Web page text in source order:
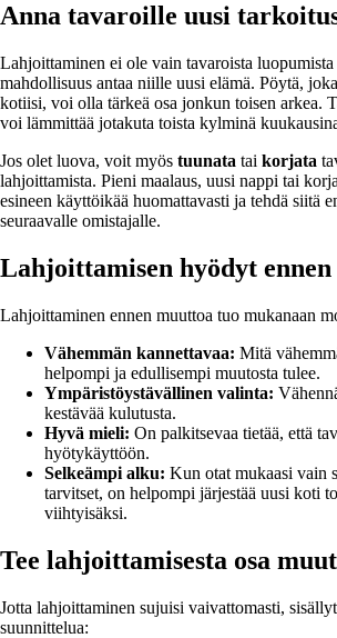
Anna tavaroille uusi
Lahjoittaminen ei ole vain tavaroista luopumista
mahdollisuus antaa niille uusi elämä. Pöytä,
kotiisi, voi olla tärkeä osa jonkun toisen arkea.
voi lämmittää jotakuta toista kylminä
Jos olet luova, voit myös tuunata tai korjata
lahjoittamista. Pieni maalaus, uusi nappi tai
esineen käyttöikää huomattavasti ja tehdä siitä
seuraavalle omistajalle.
Lahjoittamisen hyödyt
Lahjoittaminen ennen muuttoa tuo mukanaan
Vähemmän kannettavaa: Mitä
helpompi ja edullisempi muutosta tulee.
Ympäristöystävällinen valinta:
kestävää kulutusta.
Hyvä mieli: On palkitsevaa tietää, että
hyötykäyttöön.
Selkeämpi alku: Kun otat mukaasi vain
tarvitset, on helpompi järjestää uusi koti
viihtyisäksi.
Tee lahjoittamisesta osa
Jotta lahjoittaminen sujuisi vaivattomasti,
suunnittelua: